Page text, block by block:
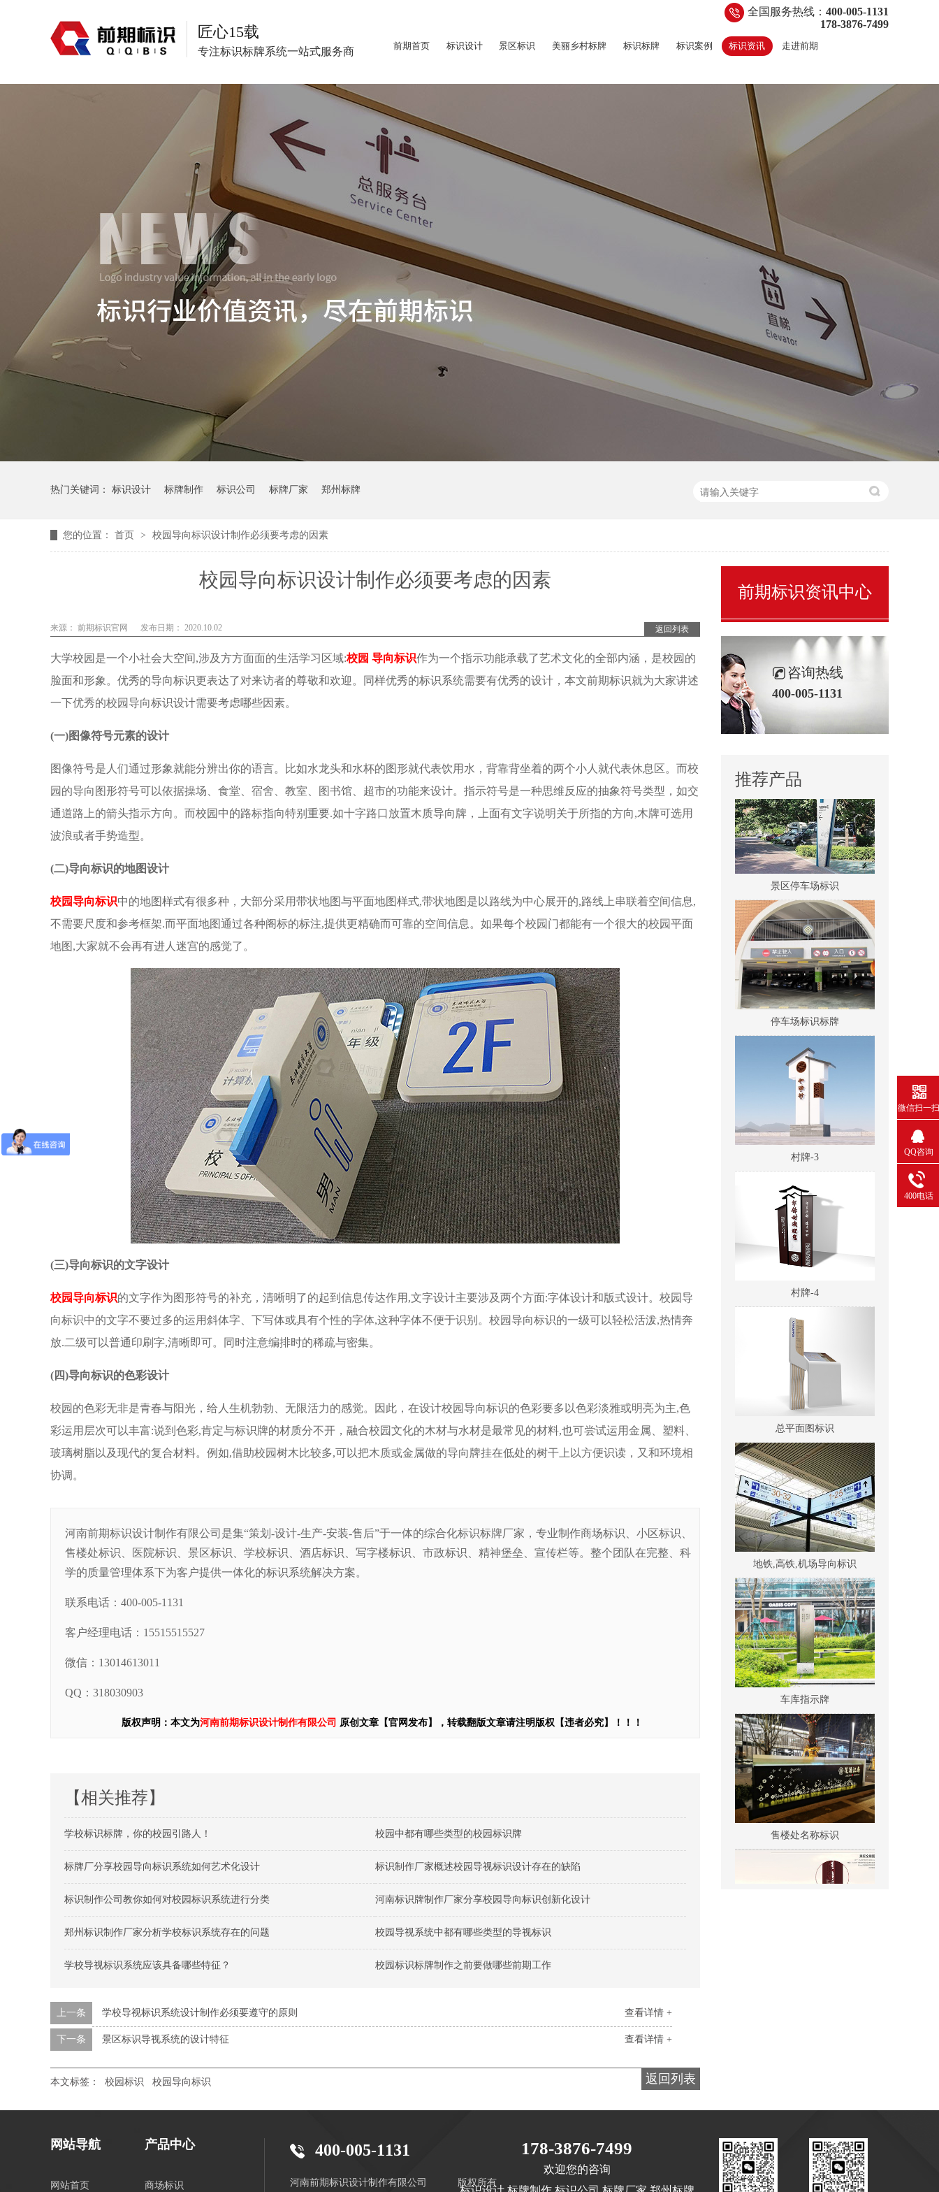
匠心15载
专注标识标牌系统一站式服务商
全国服务热线： 400-005-1131
178-3876-7499
前期首页 标识设计 景区标识 美丽乡村标牌 标识标牌 标识案例 标识资讯 走进前期
热门关键词： 标识设计 标牌制作 标识公司 标牌厂家 郑州标牌
您的位置： 首页 > 校园导向标识设计制作必须要考虑的因素
校园导向标识设计制作必须要考虑的因素
返回列表
来源： 前期标识官网 发布日期： 2020.10.02
大学校园是一个小社会大空间,涉及方方面面的生活学习区域:校园 导向标识作为一个指示功能承载了艺术文化的全部内涵，是校园的
脸面和形象。优秀的导向标识更表达了对来访者的尊敬和欢迎。同样优秀的标识系统需要有优秀的设计，本文前期标识就为大家讲述
一下优秀的校园导向标识设计需要考虑哪些因素。
(一)图像符号元素的设计
图像符号是人们通过形象就能分辨出你的语言。比如水龙头和水杯的图形就代表饮用水，背靠背坐着的两个小人就代表休息区。而校
园的导向图形符号可以依据操场、食堂、宿舍、教室、图书馆、超市的功能来设计。指示符号是一种思维反应的抽象符号类型，如交
通道路上的箭头指示方向。而校园中的路标指向特别重要.如十字路口放置木质导向牌，上面有文字说明关于所指的方向,木牌可选用
波浪或者手势造型。
(二)导向标识的地图设计
校园导向标识中的地图样式有很多种，大部分采用带状地图与平面地图样式,带状地图是以路线为中心展开的,路线上串联着空间信息,
不需要尺度和参考框架.而平面地图通过各种阁标的标注,提供更精确而可靠的空间信息。如果每个校园门都能有一个很大的校园平面
地图,大家就不会再有进人迷宫的感觉了。
(三)导向标识的文字设计
校园导向标识的文字作为图形符号的补充，清晰明了的起到信息传达作用,文字设计主要涉及两个方面:字体设计和版式设计。校园导
向标识中的文字不要过多的运用斜体字、下写体或具有个性的字体,这种字体不便于识别。校园导向标识的一级可以轻松活泼,热情奔
放.二级可以普通印刷字,清晰即可。同时注意编排时的稀疏与密集。
(四)导向标识的色彩设计
校园的色彩无非是青春与阳光，给人生机勃勃、无限活力的感觉。因此，在设计校园导向标识的色彩要多以色彩淡雅或明亮为主,色
彩运用层次可以丰富:说到色彩,肯定与标识牌的材质分不开，融合校园文化的木材与水材是最常见的材料,也可尝试运用金属、塑料、
玻璃树脂以及现代的复合材料。例如,借助校园树木比较多,可以把木质或金属做的导向牌挂在低处的树干上以方便识读，又和环境相
协调。
河南前期标识设计制作有限公司是集“策划-设计-生产-安装-售后”于一体的综合化标识标牌厂家，专业制作商场标识、小区标识、
售楼处标识、医院标识、景区标识、学校标识、酒店标识、写字楼标识、市政标识、精神堡垒、宣传栏等。整个团队在完整、科
学的质量管理体系下为客户提供一体化的标识系统解决方案。
联系电话：400-005-1131
客户经理电话：15515515527
微信：13014613011
QQ：318030903
版权声明：本文为河南前期标识设计制作有限公司 原创文章【官网发布】，转载翻版文章请注明版权【违者必究】！！！
【相关推荐】
学校标识标牌，你的校园引路人！ 校园中都有哪些类型的校园标识牌
标牌厂分享校园导向标识系统如何艺术化设计 标识制作厂家概述校园导视标识设计存在的缺陷
标识制作公司教你如何对校园标识系统进行分类 河南标识牌制作厂家分享校园导向标识创新化设计
郑州标识制作厂家分析学校标识系统存在的问题 校园导视系统中都有哪些类型的导视标识
学校导视标识系统应该具备哪些特征？ 校园标识标牌制作之前要做哪些前期工作
查看详情 +
上一条 学校导视标识系统设计制作必须要遵守的原则
查看详情 +
下一条 景区标识导视系统的设计特征
返回列表
本文标签： 校园标识 校园导向标识
前期标识资讯中心
咨询热线
400-005-1131
推荐产品
售楼处名称标识
景区全景导视
医院室内标识吊牌
景区停车场标识
停车场标识标牌
村牌-3
总平面图标识
地铁,高铁,机场导向标识
车库指示牌
售楼处名称标识
网站导航
网站首页
产品中心
商场标识
400-005-1131
河南前期标识设计制作有限公司 版权所有
178-3876-7499
欢迎您的咨询
微信扫一扫
QQ咨询
400电话